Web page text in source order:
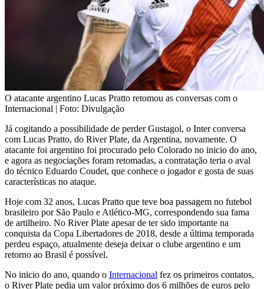
O atacante argentino Lucas Pratto retomou as conversas com o
Internacional | Foto: Divulgação
Já cogitando a possibilidade de perder Gustagol, o Inter conversa
com Lucas Pratto, do River Plate, da Argentina, novamente. O
atacante foi argentino foi procurado pelo Colorado no inicio do ano,
e agora as negociações foram retomadas, a contratação teria o aval
do técnico Eduardo Coudet, que conhece o jogador e gosta de suas
características no ataque.
Hoje com 32 anos, Lucas Pratto que teve boa passagem no futebol
brasileiro por São Paulo e Atlético-MG, correspondendo sua fama
de artilheiro. No River Plate apesar de ter sido importante na
conquista da Copa Libertadores de 2018, desde a última temporada
perdeu espaço, atualmente deseja deixar o clube argentino e um
retorno ao Brasil é possível.
No inicio do ano, quando o Internacional fez os primeiros contatos,
o River Plate pedia um valor próximo dos 6 milhões de euros pelo